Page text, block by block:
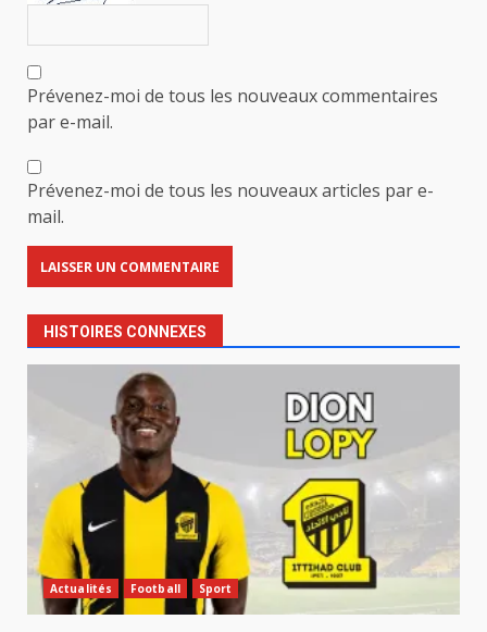
Prévenez-moi de tous les nouveaux commentaires
par e-mail.
Prévenez-moi de tous les nouveaux articles par e-
mail.
HISTOIRES CONNEXES
Actualités Football Sport